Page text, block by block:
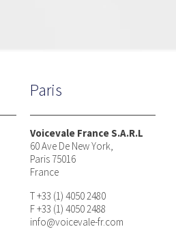
Paris
Voicevale France S.A.R.L
60 Ave De New York,
Paris 75016
France
T +33 (1) 4050 2480
F +33 (1) 4050 2488
info@voicevale-fr.com